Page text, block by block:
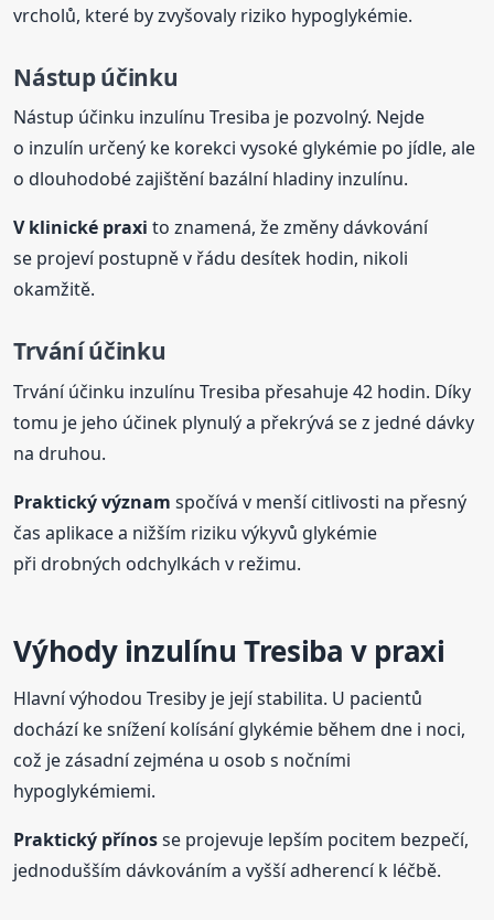
vrcholů, které by zvyšovaly riziko hypoglykémie.
Nástup účinku
Nástup účinku inzulínu Tresiba je pozvolný. Nejde
o inzulín určený ke korekci vysoké glykémie po jídle, ale
o dlouhodobé zajištění bazální hladiny inzulínu.
V klinické praxi to znamená, že změny dávkování
se projeví postupně v řádu desítek hodin, nikoli
okamžitě.
Trvání účinku
Trvání účinku inzulínu Tresiba přesahuje 42 hodin. Díky
tomu je jeho účinek plynulý a překrývá se z jedné dávky
na druhou.
Praktický význam spočívá v menší citlivosti na přesný
čas aplikace a nižším riziku výkyvů glykémie
při drobných odchylkách v režimu.
Výhody inzulínu Tresiba v praxi
Hlavní výhodou Tresiby je její stabilita. U pacientů
dochází ke snížení kolísání glykémie během dne i noci,
což je zásadní zejména u osob s nočními
hypoglykémiemi.
Praktický přínosse projevuje lepším pocitem bezpečí,
jednodušším dávkováním a vyšší adherencí k léčbě.